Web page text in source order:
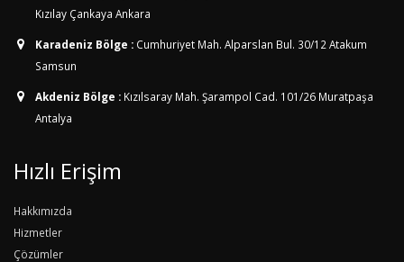
Kızılay Çankaya Ankara
Karadeniz Bölge : Cumhuriyet Mah. Alparslan Bul. 30/12 Atakum
Samsun
Akdeniz Bölge : Kızılsaray Mah. Şarampol Cad. 101/26 Muratpaşa
Antalya
Hızlı Erişim
Hakkımızda
Hizmetler
Çözümler